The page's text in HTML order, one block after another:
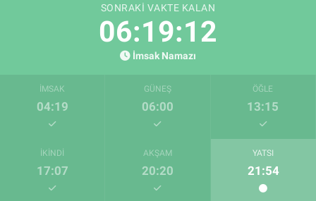
SONRAKI VAKTE KALAN
06:19:12
İmsak Namazı
İMSAK
04:19
GÜNEŞ
06:00
ÖĞLE
13:15
İKINDI
17:07
AKŞAM
20:20
YATSI
21:54